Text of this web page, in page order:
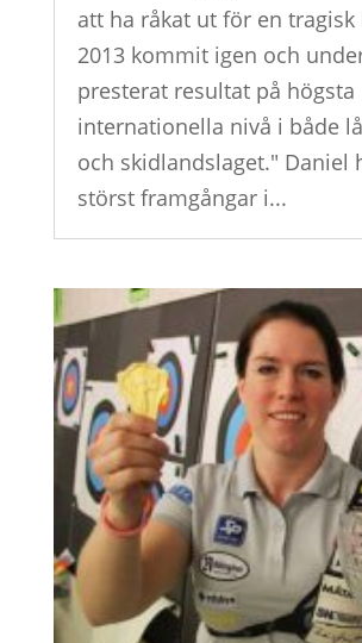
att ha råkat ut för en tragisk
2013 kommit igen och
presterat resultat på högsta
internationella nivå i både
och skidlandslaget." Daniel
störst framgångar i...